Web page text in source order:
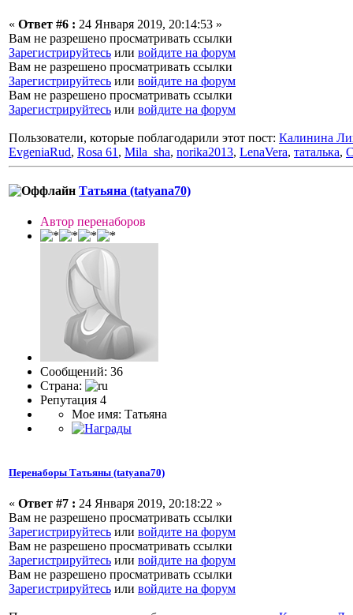
« Ответ #6 : 24 Января 2019, 20:14:53 »
Вам не разрешено просматривать ссылки
Зарегистрируйтесь или войдите на форум
Вам не разрешено просматривать ссылки
Зарегистрируйтесь или войдите на форум
Вам не разрешено просматривать ссылки
Зарегистрируйтесь или войдите на форум
Пользователи, которые поблагодарили этот пост: Калинина
EvgeniaRud, Rosa 61 , Mila_sha, norika2013, LenaVera, таталька,
Татьяна (tatyana70)
Автор перенаборов
Сообщений: 36
Страна:
Репутация 4
Мое имя: Татьяна
Перенаборы Татьяны (tatyana70)
« Ответ #7 : 24 Января 2019, 20:18:22 »
Вам не разрешено просматривать ссылки
Зарегистрируйтесь или войдите на форум
Вам не разрешено просматривать ссылки
Зарегистрируйтесь или войдите на форум
Вам не разрешено просматривать ссылки
Зарегистрируйтесь или войдите на форум